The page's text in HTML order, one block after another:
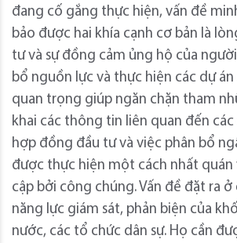
đang cố gắng thực hiện, vấn đề
bảo được hai khía cạnh cơ bản là
tư và sự đồng cảm ủng hộ của
bổ nguồn lực và thực hiện các dự
quan trọng giúp ngăn chặn tham
khai các thông tin liên quan đến các
hợp đồng đầu tư và việc phân bổ
được thực hiện một cách nhất
cập bởi công chúng. Vấn đề đặt ra ở
năng lực giám sát, phản biện của
nước, các tổ chức dân sự. Họ cần